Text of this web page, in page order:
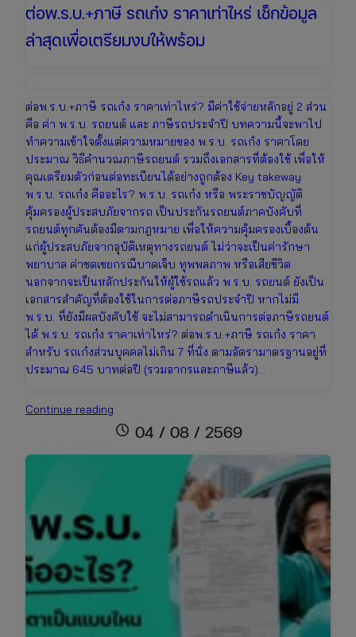
ต่อพ.ร.บ.+ภาษี รถเก๋ง ราคาเท่าไหร่ เช็กข้อมูล
ล่าสุดเพื่อเตรียมงบให้พร้อม
ต่อพ.ร.บ.+ภาษี รถเก๋ง ราคาเท่าไหร่? มีค่าใช้จ่ายหลักอยู่ 2 ส่วน
คือ ค่า พ.ร.บ. รถยนต์ และ ภาษีรถประจำปี บทความนี้จะพาไป
ทำความเข้าใจตั้งแต่ความหมายของ พ.ร.บ. รถเก๋ง ราคาโดย
ประมาณ วิธีคำนวณภาษีรถยนต์ รวมถึงเอกสารที่ต้องใช้ เพื่อให้
คุณเตรียมตัวก่อนต่อทะเบียนได้อย่างถูกต้อง Key takeway
พ.ร.บ. รถเก๋ง คืออะไร? พ.ร.บ. รถเก๋ง หรือ พระราชบัญญัติ
คุ้มครองผู้ประสบภัยจากรถ เป็นประกันรถยนต์ภาคบังคับที่
รถยนต์ทุกคันต้องมีตามกฎหมาย เพื่อให้ความคุ้มครองเบื้องต้น
แก่ผู้ประสบภัยจากอุบัติเหตุทางรถยนต์ ไม่ว่าจะเป็นค่ารักษา
พยาบาล ค่าชดเชยกรณีบาดเจ็บ ทุพพลภาพ หรือเสียชีวิต
นอกจากจะเป็นหลักประกันให้ผู้ใช้รถแล้ว พ.ร.บ. รถยนต์ ยังเป็น
เอกสารสำคัญที่ต้องใช้ในการต่อภาษีรถประจำปี หากไม่มี
พ.ร.บ. ที่ยังมีผลบังคับใช้ จะไม่สามารถดำเนินการต่อภาษีรถยนต์
ได้ พ.ร.บ. รถเก๋ง ราคาเท่าไหร่? ต่อพ.ร.บ.+ภาษี รถเก๋ง ราคา
สำหรับ รถเก๋งส่วนบุคคลไม่เกิน 7 ที่นั่ง ตามอัตรามาตรฐานอยู่ที่
ประมาณ 645 บาทต่อปี (รวมอากรและภาษีแล้ว)…
Continue reading
รถ
เช็ก
ข้อมูล
เพื่อ
เตรียม
ให้
schedule 04 / 08 / 2569